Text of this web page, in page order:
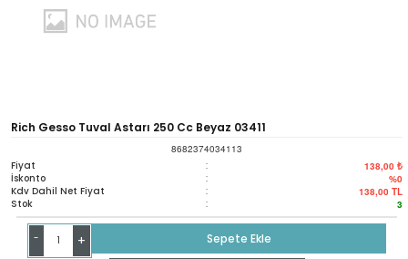
Rich Gesso Tuval Astarı 250 Cc Beyaz 03411
8682374034113
Fiyat : 138,00 ₺
İskonto : %0
Kdv Dahil Net Fiyat : 138,00 TL
Stok : 3
- +
Sepete Ekle